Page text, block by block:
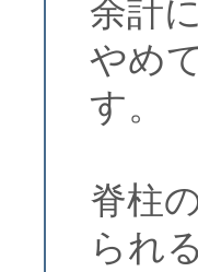
余計
やめ
す。
脊柱
られ